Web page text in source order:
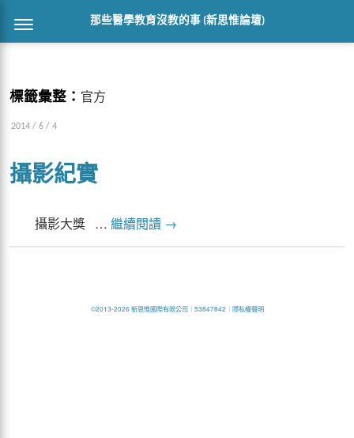
那些醫學教育沒教的事 (新思惟論壇)
標籤彙整： 官方
2014 / 6 / 4
攝影紀實
攝影大獎 … 繼續閱讀 →
©2013-2026 新思惟國際有限公司｜ 53847842 ｜ 隱私權聲明